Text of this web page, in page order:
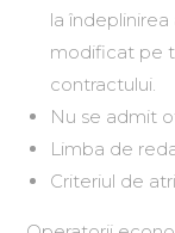
la
modificat pe
contractului.
Nu se admit
Limba de
Criteriul de